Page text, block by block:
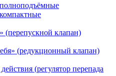
(перепускной клапан)
(редукционный клапан)
(регулятор перепада